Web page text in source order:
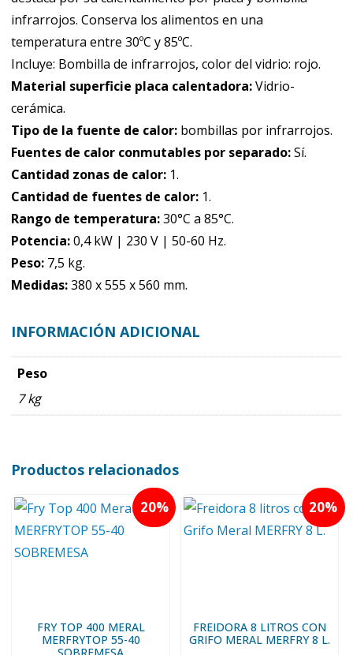
infrarrojos. Conserva los alimentos en una
temperatura entre 30ºC y 85ºC.
Incluye: Bombilla de infrarrojos, color del vidrio: rojo.
Material superficie placa calentadora:Vidrio-
cerámica.
Tipo de la fuente de calor: bombillas por infrarrojos.
Fuentes de calor conmutables por separado:Sí.
Cantidad zonas de calor: 1.
Cantidad de fuentes de calor: 1.
Rango de temperatura:30°C a 85°C.
Potencia:0,4 kW | 230 V | 50-60 Hz.
Peso: 7,5 kg.
Medidas:380 x 555 x 560 mm.
INFORMACIÓN ADICIONAL
Peso
7 kg
Productos relacionados
20
FRY TOP 400 MERAL
MERFRYTOP 55-40
20
FREIDORA 8 LITROS CON
GRIFO MERAL MERFRY 8 L.